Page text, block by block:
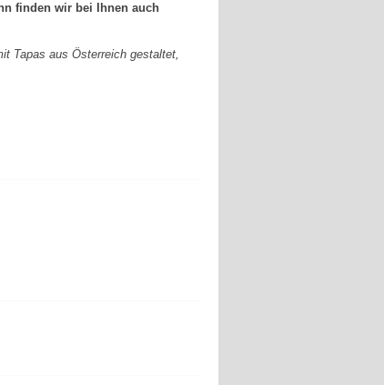
finden wir bei Ihnen auch
Tapas aus Österreich gestaltet,